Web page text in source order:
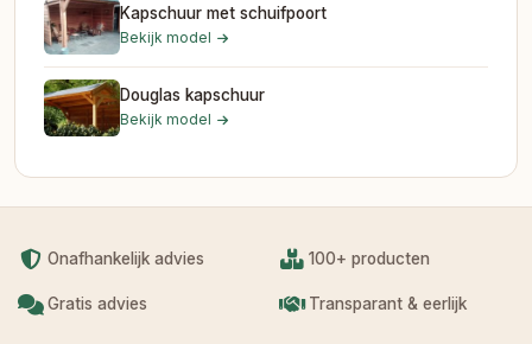
Kapschuur met schuifpoort
Bekijk model
Douglas kapschuur
Bekijk model
Onafhankelijk advies 100+ producten
Gratis advies Transparant & eerlijk